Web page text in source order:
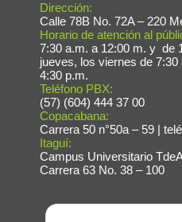
Dirección:
Calle 78B No. 72A – 220
Horario de atención al
7:30 a.m. a 12:00 m. y de
jueves, los viernes de
4:30 p.m.
Teléfono PBX:
(57) (604) 444 37 00
Copacabana:
Carrera 50 n°50a – 59 |
Itaguí:
Campus Universitario
Carrera 63 No. 38 – 100